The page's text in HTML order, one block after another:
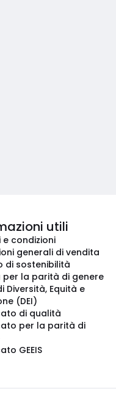
utili
e condizioni
generali di vendita
di sostenibilità
per la parità di genere
Diversità, Equità e
(DEI)
di qualità
per la parità di
GEEIS